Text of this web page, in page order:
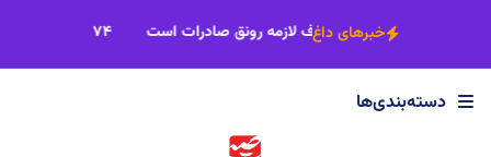
×
دسته‌بندی‌ها
خبرهای داغشناخت بازارهای هدف لازمه رونق صادرات است
دسته‌بندی‌ها